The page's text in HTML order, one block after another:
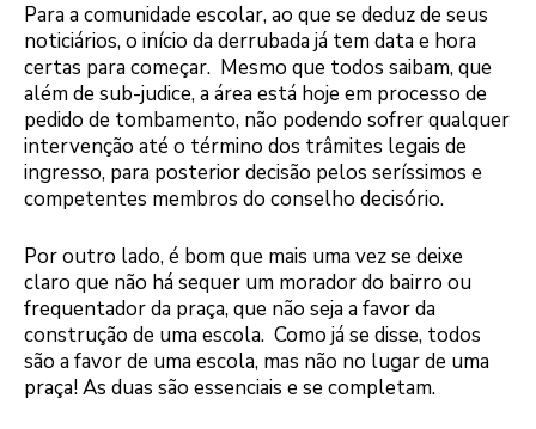
Para a comunidade escolar, ao que se deduz de seus
noticiários, o início da derrubada já tem data e hora
certas para começar. Mesmo que todos saibam, que
além de sub-judice, a área está hoje em processo de
pedido de tombamento, não podendo sofrer qualquer
intervenção até o término dos trâmites legais de
ingresso, para posterior decisão pelos seríssimos e
competentes membros do conselho decisório.
Por outro lado, é bom que mais uma vez se deixe
claro que não há sequer um morador do bairro ou
frequentador da praça, que não seja a favor da
construção de uma escola. Como já se disse, todos
são a favor de uma escola, mas não no lugar de uma
praça! As duas são essenciais e se completam.